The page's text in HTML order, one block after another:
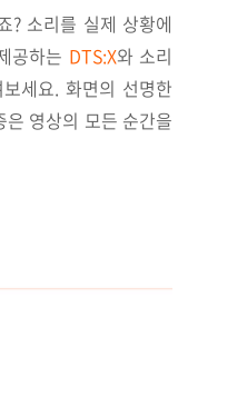
? 소리를 실제 상황에
공하는 DTS:X와 소리
세요. 화면의 선명한
은 영상의 모든 순간을